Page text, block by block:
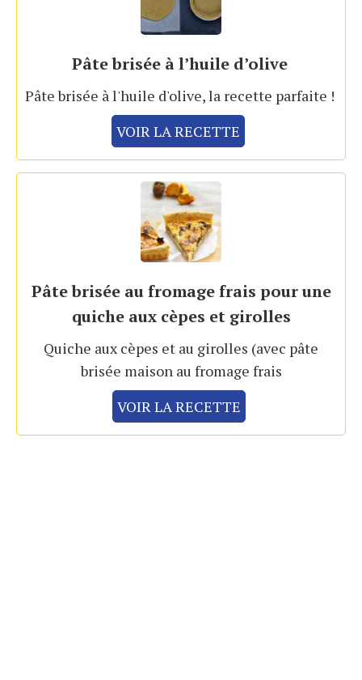
Pâte brisée à l’huile d’olive
Pâte brisée à l'huile d'olive, la recette parfaite !
VOIR LA RECETTE
Pâte brisée au fromage frais pour une
quiche aux cèpes et girolles
Quiche aux cèpes et au girolles (avec pâte
brisée maison au fromage frais
VOIR LA RECETTE